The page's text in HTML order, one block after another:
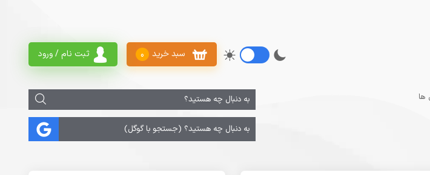
ثبت نام / ورود سبد خرید 0
ها